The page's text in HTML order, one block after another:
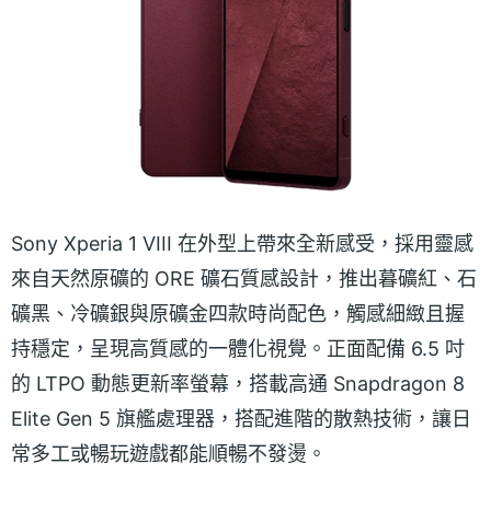
Sony Xperia 1 VIII 在外型上帶來全新感受，採用靈感
來自天然原礦的 ORE 礦石質感設計，推出暮礦紅、石
礦黑、冷礦銀與原礦金四款時尚配色，觸感細緻且握
持穩定，呈現高質感的一體化視覺。正面配備 6.5 吋
的 LTPO 動態更新率螢幕，搭載高通 Snapdragon 8
Elite Gen 5 旗艦處理器，搭配進階的散熱技術，讓日
常多工或暢玩遊戲都能順暢不發燙。